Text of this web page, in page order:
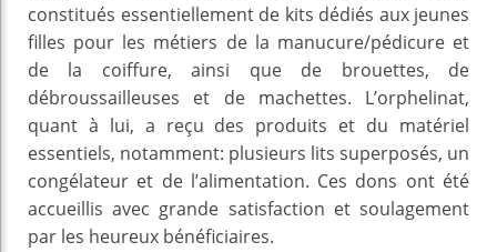
constitués essentiellement de kits dédiés aux jeunes
filles pour les métiers de la manucure/pédicure et
de la coiffure, ainsi que de brouettes, de
débroussailleuses et de machettes. L’orphelinat,
quant à lui, a reçu des produits et du matériel
essentiels, notamment: plusieurs lits superposés, un
congélateur et de l’alimentation. Ces dons ont été
accueillis avec grande satisfaction et soulagement
par les heureux bénéficiaires.